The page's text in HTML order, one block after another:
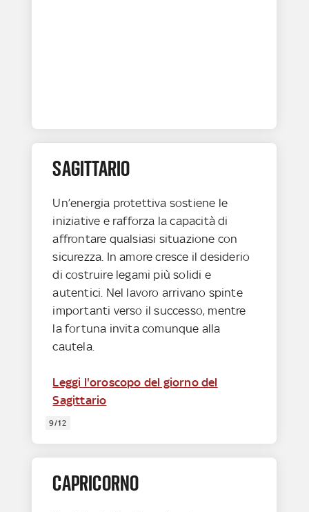
SAGITTARIO
Un’energia protettiva sostiene le
iniziative e rafforza la capacità di
affrontare qualsiasi situazione con
sicurezza. In amore cresce il desiderio
di costruire legami più solidi e
autentici. Nel lavoro arrivano spinte
importanti verso il successo, mentre
la fortuna invita comunque alla
cautela.
Leggi l'oroscopo del giorno del
Sagittario
9/12
CAPRICORNO